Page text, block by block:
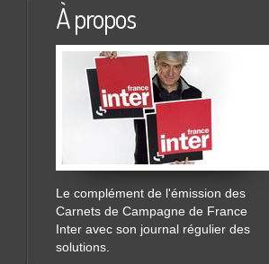
À propos
Le complément de l'émission des
Carnets de Campagne de France
Inter avec son journal régulier des
solutions.